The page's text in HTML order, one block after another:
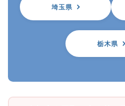
埼玉県
栃木県